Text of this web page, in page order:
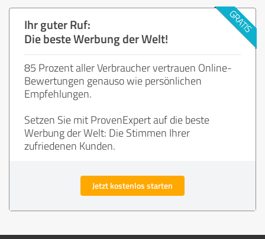
Ihr guter Ruf:
Die beste Werbung der Welt!
85 Prozent aller Verbraucher vertrauen Online-
Bewertungen genauso wie persönlichen
Empfehlungen.
Setzen Sie mit ProvenExpert auf die beste
Werbung der Welt: Die Stimmen Ihrer
zufriedenen Kunden.
Jetzt kostenlos starten